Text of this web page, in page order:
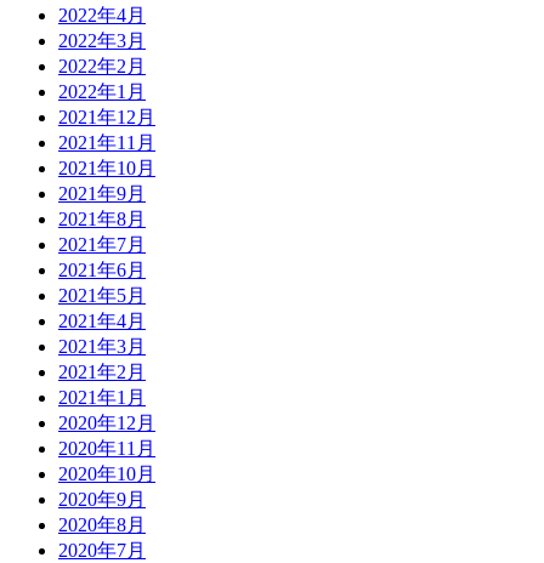
2022年4月
2022年3月
2022年2月
2022年1月
2021年12月
2021年11月
2021年10月
2021年9月
2021年8月
2021年7月
2021年6月
2021年5月
2021年4月
2021年3月
2021年2月
2021年1月
2020年12月
2020年11月
2020年10月
2020年9月
2020年8月
2020年7月